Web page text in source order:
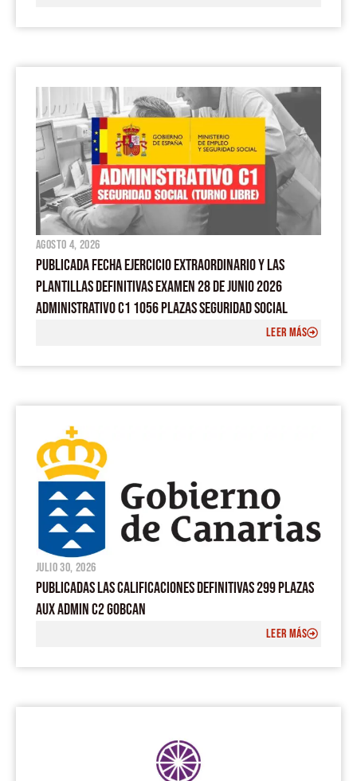
agosto 4, 2026
PUBLICADA FECHA EJERCICIO EXTRAORDINARIO Y LAS
PLANTILLAS DEFINITIVAS EXAMEN 28 DE JUNIO 2026
ADMINISTRATIVO C1 1056 PLAZAS SEGURIDAD SOCIAL
LEER MÁS
julio 30, 2026
PUBLICADAS LAS CALIFICACIONES DEFINITIVAS 299 PLAZAS
AUX ADMIN C2 GOBCAN
LEER MÁS